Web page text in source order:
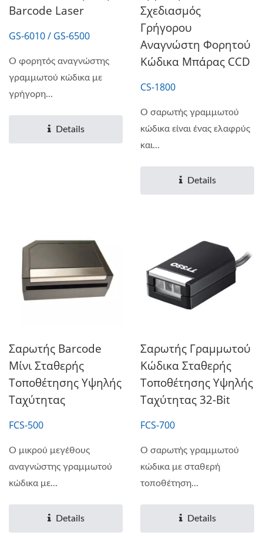
Barcode Laser
GS-6010 / GS-6500
Ο φορητός αναγνώστης
γραμμωτού κώδικα με
γρήγορη...
Details
Σχεδιασμός
Γρήγορου
Αναγνώστη Φορητού
Κώδικα Μπάρας CCD
CS-1800
Ο σαρωτής γραμμωτού
κώδικα είναι ένας ελαφρύς
και...
Details
Σαρωτής Barcode
Μίνι Σταθερής
Τοποθέτησης Υψηλής
Ταχύτητας
FCS-500
Ο μικρού μεγέθους
αναγνώστης γραμμωτού
κώδικα με...
Details
Σαρωτής Γραμμωτού
Κώδικα Σταθερής
Τοποθέτησης Υψηλής
Ταχύτητας 32-Bit
FCS-700
Ο σαρωτής γραμμωτού
κώδικα με σταθερή
τοποθέτηση...
Details